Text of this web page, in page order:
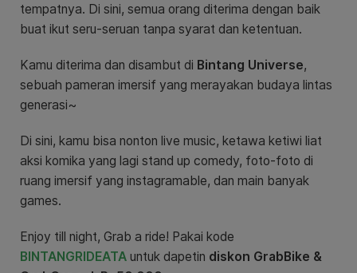
tempatnya. Di sini, semua orang diterima dengan baik
buat ikut seru-seruan tanpa syarat dan ketentuan.
Kamu diterima dan disambut di Bintang Universe,
sebuah pameran imersif yang merayakan budaya lintas
generasi~
Di sini, kamu bisa nonton live music, ketawa ketiwi liat
aksi komika yang lagi stand up comedy, foto-foto di
ruang imersif yang instagramable, dan main banyak
games.
Enjoy till night, Grab a ride! Pakai kode
BINTANGRIDEATA untuk dapetin diskon GrabBike &